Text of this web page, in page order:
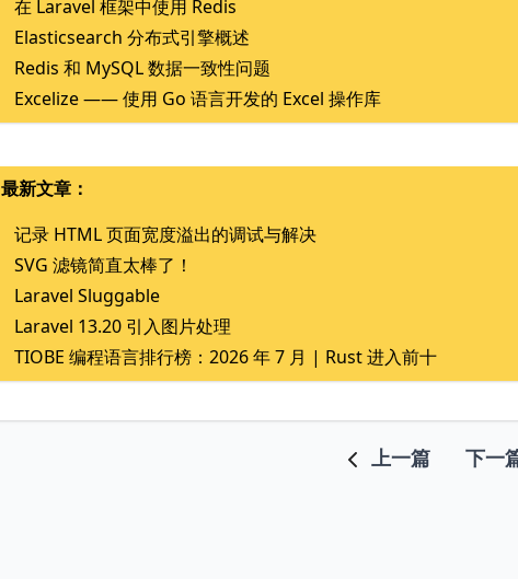
在 Laravel 框架中使用 Redis
Elasticsearch 分布式引擎概述
Redis 和 MySQL 数据一致性问题
Excelize —— 使用 Go 语言开发的 Excel 操作库
最新文章：
记录 HTML 页面宽度溢出的调试与解决
SVG 滤镜简直太棒了！
Laravel Sluggable
Laravel 13.20 引入图片处理
TIOBE 编程语言排行榜：2026 年 7 月 | Rust 进入前十
上一篇 下一